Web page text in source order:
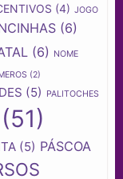
(4) JOGO
(6)
(6)
NOME
(2)
(5) PALITOCHES
(51)
(5) PÁSCOA